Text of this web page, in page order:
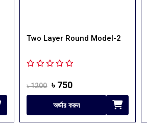
Two Layer Round Model-3
৳ 1200 ৳ 750
অর্ডার করুন